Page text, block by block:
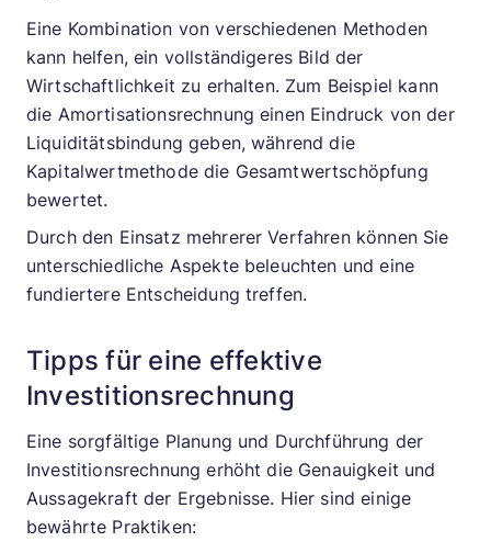
Eine Kombination von verschiedenen Methoden
kann helfen, ein vollständigeres Bild der
Wirtschaftlichkeit zu erhalten. Zum Beispiel kann
die Amortisationsrechnung einen Eindruck von der
Liquiditätsbindung geben, während die
Kapitalwertmethode die Gesamtwertschöpfung
bewertet.
Durch den Einsatz mehrerer Verfahren können Sie
unterschiedliche Aspekte beleuchten und eine
fundiertere Entscheidung treffen.
Tipps für eine effektive
Investitionsrechnung
Eine sorgfältige Planung und Durchführung der
Investitionsrechnung erhöht die Genauigkeit und
Aussagekraft der Ergebnisse. Hier sind einige
bewährte Praktiken: